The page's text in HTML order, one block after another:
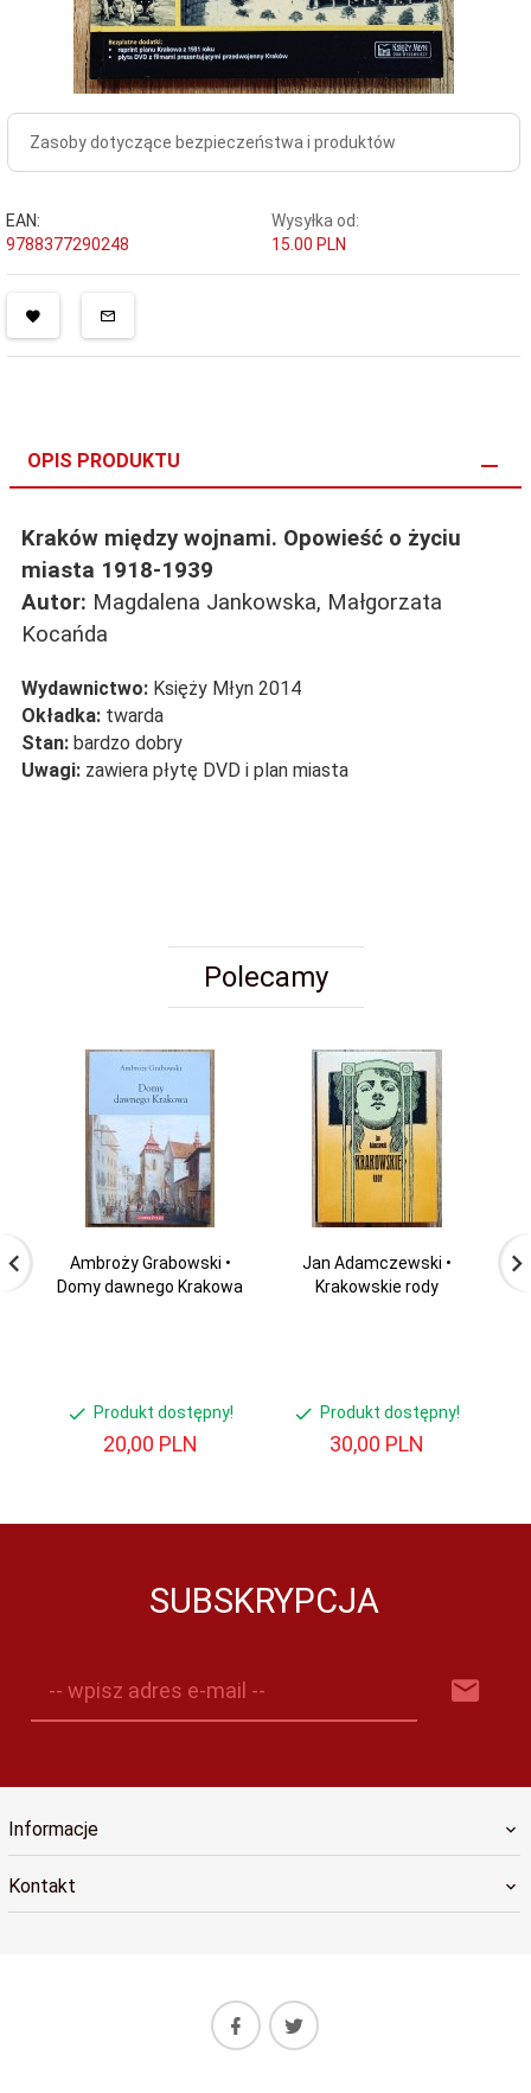
Zasoby dotyczące bezpieczeństwa i produktów
EAN:
9788377290248
Wysyłka od:
15.00 PLN
OPIS PRODUKTU
Kraków między wojnami. Opowieść o życiu
miasta 1918-1939
Autor: Magdalena Jankowska, Małgorzata
Kocańda
Wydawnictwo: Księży Młyn 2014
Okładka: twarda
Stan: bardzo dobry
Uwagi: zawiera płytę DVD i plan miasta
Polecamy
Ambroży Grabowski •
Domy dawnego Krakowa
Produkt dostępny!
20,00 PLN
Jan Adamczewski •
Krakowskie rody
Produkt dostępny!
30,00 PLN
SUBSKRYPCJA
-- wpisz adres e-mail --
Informacje
Kontakt